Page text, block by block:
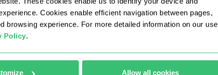
Cookies enable efficient navigation between pages,
browsing experience. For more detailed information on our use
Policy.
Allow all cookies
10 und 11
Anonymität und